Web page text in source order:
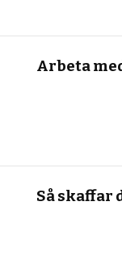
Arbeta
Så skaffar